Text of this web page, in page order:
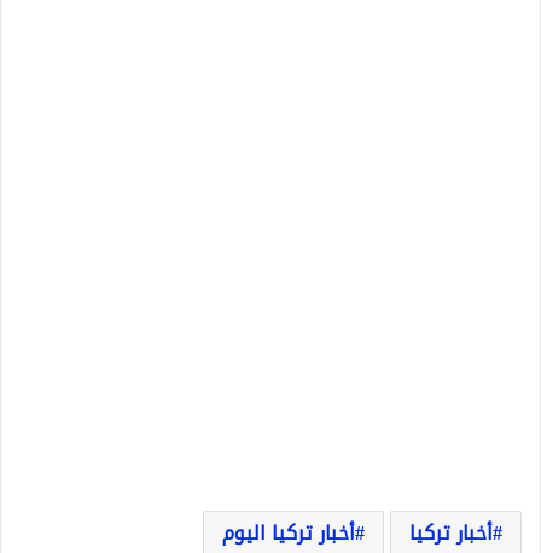
أخبار تركيا
أخبار تركيا اليوم